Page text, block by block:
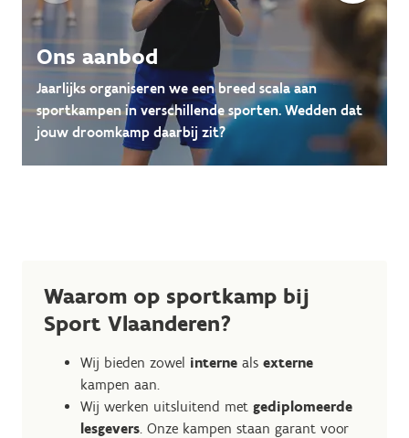
Ons aanbod
Jaarlijks organiseren we een breed scala aan
sportkampen in verschillende sporten. Wedden dat
jouw droomkamp daarbij zit?
Waarom op sportkamp bij
Sport Vlaanderen?
Wij bieden zowel interne als externe
kampen aan.
Wij werken uitsluitend met gediplomeerde
lesgevers. Onze kampen staan garant voor